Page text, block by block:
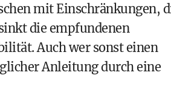
mit Einschränkungen,
die empfundenen
Auch wer sonst einen
Anleitung durch eine